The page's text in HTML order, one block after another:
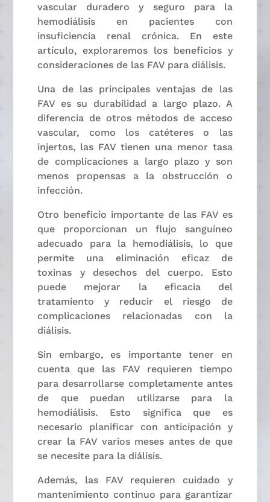
vascular duradero y seguro para la
hemodiálisis en pacientes con
insuficiencia renal crónica. En este
artículo, exploraremos los beneficios y
consideraciones de las FAV para diálisis.
Una de las principales ventajas de las
FAV es su durabilidad a largo plazo. A
diferencia de otros métodos de acceso
vascular, como los catéteres o las
injertos, las FAV tienen una menor tasa
de complicaciones a largo plazo y son
menos propensas a la obstrucción o
infección.
Otro beneficio importante de las FAV es
que proporcionan un flujo sanguíneo
adecuado para la hemodiálisis, lo que
permite una eliminación eficaz de
toxinas y desechos del cuerpo. Esto
puede mejorar la eficacia del
tratamiento y reducir el riesgo de
complicaciones relacionadas con la
diálisis.
Sin embargo, es importante tener en
cuenta que las FAV requieren tiempo
para desarrollarse completamente antes
de que puedan utilizarse para la
hemodiálisis. Esto significa que es
necesario planificar con anticipación y
crear la FAV varios meses antes de que
se necesite para la diálisis.
Además, las FAV requieren cuidado y
mantenimiento continuo para garantizar